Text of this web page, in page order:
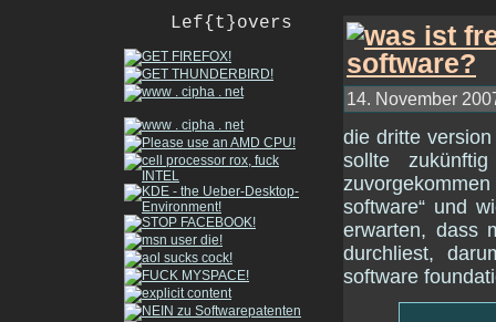
Lef{t}overs
14. November
die dritte
sollte
software“ und
erwarten, dass
durchliest,
software